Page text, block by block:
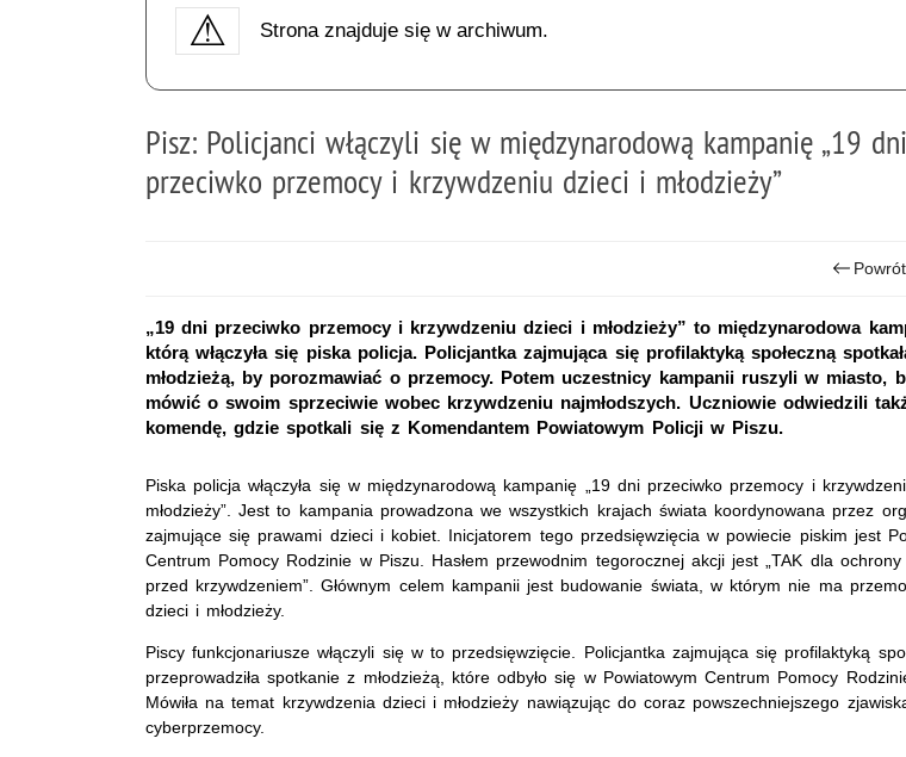
Strona znajduje się w archiwum.
Pisz: Policjanci włączyli się w międzynarodową kampanię „19 dni
przeciwko przemocy i krzywdzeniu dzieci i młodzieży”
Powrót
„19 dni przeciwko przemocy i krzywdzeniu dzieci i młodzieży” to międzynarodowa
którą włączyła się piska policja. Policjantka zajmująca się profilaktyką społeczną
młodzieżą, by porozmawiać o przemocy. Potem uczestnicy kampanii ruszyli w miasto,
mówić o swoim sprzeciwie wobec krzywdzeniu najmłodszych. Uczniowie odwiedzili
komendę, gdzie spotkali się z Komendantem Powiatowym Policji w Piszu.
Piska policja włączyła się w międzynarodową kampanię „19 dni przeciwko przemocy i
młodzieży”. Jest to kampania prowadzona we wszystkich krajach świata koordynowana przez
zajmujące się prawami dzieci i kobiet. Inicjatorem tego przedsięwzięcia w powiecie piskim jest
Centrum Pomocy Rodzinie w Piszu. Hasłem przewodnim tegorocznej akcji jest „TAK dla ochrony
przed krzywdzeniem”. Głównym celem kampanii jest budowanie świata, w którym nie ma
dzieci i młodzieży.
Piscy funkcjonariusze włączyli się w to przedsięwzięcie. Policjantka zajmująca się profilaktyką
przeprowadziła spotkanie z młodzieżą, które odbyło się w Powiatowym Centrum Pomocy
Mówiła na temat krzywdzenia dzieci i młodzieży nawiązując do coraz powszechniejszego
cyberprzemocy.